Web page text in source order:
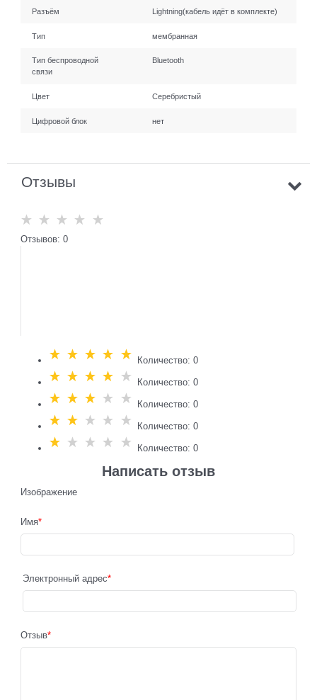
Разъём Lightning(кабель идёт в комплекте)
Тип мембранная
Тип беспроводной
связи
Bluetooth
Цвет Серебристый
Цифровой блок нет
Отзывы
Отзывов: 0
Количество: 0
Количество: 0
Количество: 0
Количество: 0
Количество: 0
Написать отзыв
Изображение
Имя
Электронный адрес
Отзыв